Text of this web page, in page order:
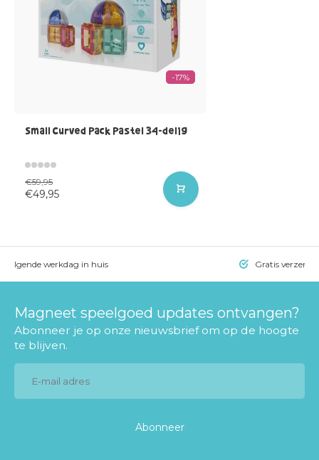
-17%
Small Curved Pack Pastel 34-delig
€59,95
€49,95
volgende werkdag in huis Gratis
Magneet speelgoed updates ontvangen?
Abonneer je op onze nieuwsbrief om op de hoogte
te blijven.
Abonneer